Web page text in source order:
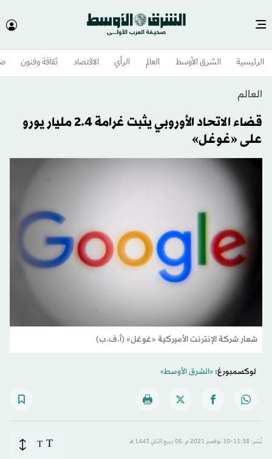
الرئيسية الشرق الأوسط​ العالم الرأي الاقتصاد ثقافة وفنون
العالم
قضاء الاتحاد الأوروبي يثبت غرامة 2.4 مليار يورو
على «غوغل»
شعار شركة الإنترنت الأميركية «غوغل» (أ.ف.ب)
لوكسمبورغ:«الشرق الأوسط»
نُشر: 11:38-10 نوفمبر 2021 م ـ 05 ربيع الثاني 1443 هـ T
T